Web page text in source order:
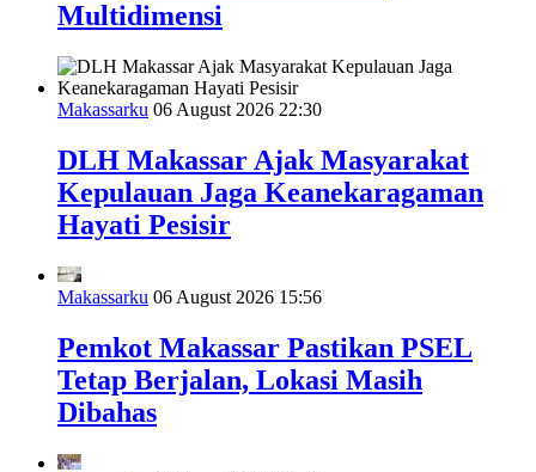
Multidimensi
Makassarku 06 August 2026 22:30
DLH Makassar Ajak Masyarakat
Kepulauan Jaga Keanekaragaman
Hayati Pesisir
Makassarku 06 August 2026 15:56
Pemkot Makassar Pastikan PSEL
Tetap Berjalan, Lokasi Masih
Dibahas